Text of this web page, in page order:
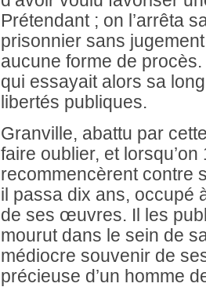
Prétendant ; on l’arrêta
prisonnier sans
aucune forme de
qui essayait alors sa
libertés publiques.
Granville, abattu par
faire oublier, et
recommencèrent contre
il passa dix ans, occupé
de ses œuvres. Il les
mourut dans le sein de
médiocre souvenir de
précieuse d’un homme